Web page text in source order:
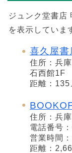
ジュンク堂書店
を表示していま
喜久屋書
住所：兵
石西館1F
距離：135
住所：兵
電話番号
営業時間
距離：